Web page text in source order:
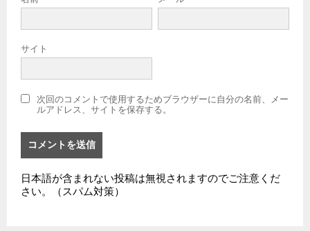
サイト
次回のコメントで使用するためブラウザーに自分の名前、メー
ルアドレス、サイトを保存する。
日本語が含まれない投稿は無視されますのでご注意くだ
さい。（スパム対策）